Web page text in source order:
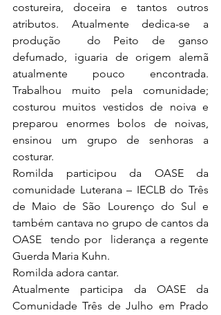
costureira, doceira e tantos outros
atributos. Atualmente dedica-se a
produção  do Peito de ganso
defumado, iguaria de origem alemã
atualmente pouco encontrada.
Trabalhou muito pela comunidade;
costurou muitos vestidos de noiva e
preparou enormes bolos de noivas,
ensinou um grupo de senhoras a
costurar.
Romilda participou da OASE da
comunidade Luterana – IECLB do Três
de Maio de São Lourenço do Sul e
também cantava no grupo de cantos da
OASE  tendo por  liderança a regente
Guerda Maria Kuhn.
Romilda adora cantar.
Atualmente participa da OASE da
Comunidade Três de Julho em Prado